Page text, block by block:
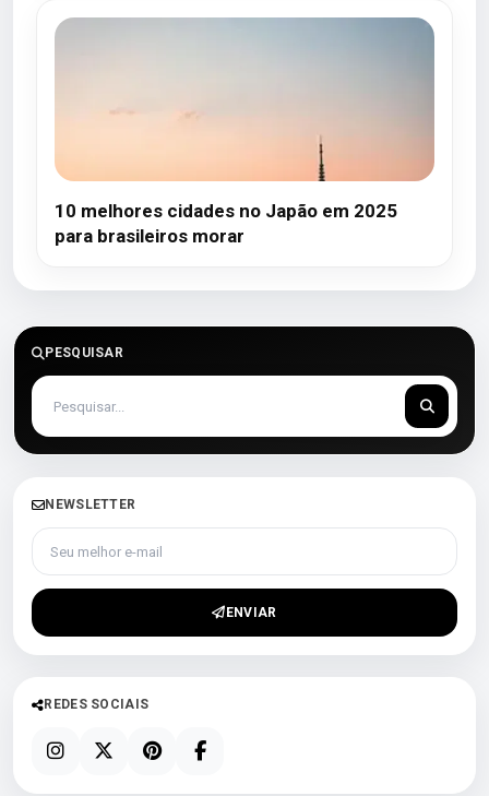
10 melhores cidades no Japão em 2025
para brasileiros morar
PESQUISAR
NEWSLETTER
Seu melhor e-mail
ENVIAR
REDES SOCIAIS